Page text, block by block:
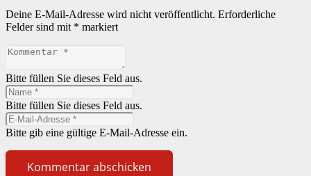
Deine E-Mail-Adresse wird nicht veröffentlicht. Erforderliche
Felder sind mit * markiert
Bitte füllen Sie dieses Feld aus.
Bitte füllen Sie dieses Feld aus.
Bitte gib eine gültige E-Mail-Adresse ein.
Kommentar abschicken